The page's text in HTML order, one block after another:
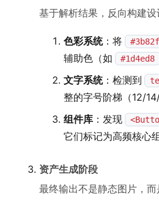
基于解析结果，反向构建设
色彩系统：将
辅助色（如
#1d4ed8
文字系统：检测到
整的字号阶梯（12/
组件库 ：发现
它们标记为高频核心
资产生成阶段
最终输出不是静态图片，